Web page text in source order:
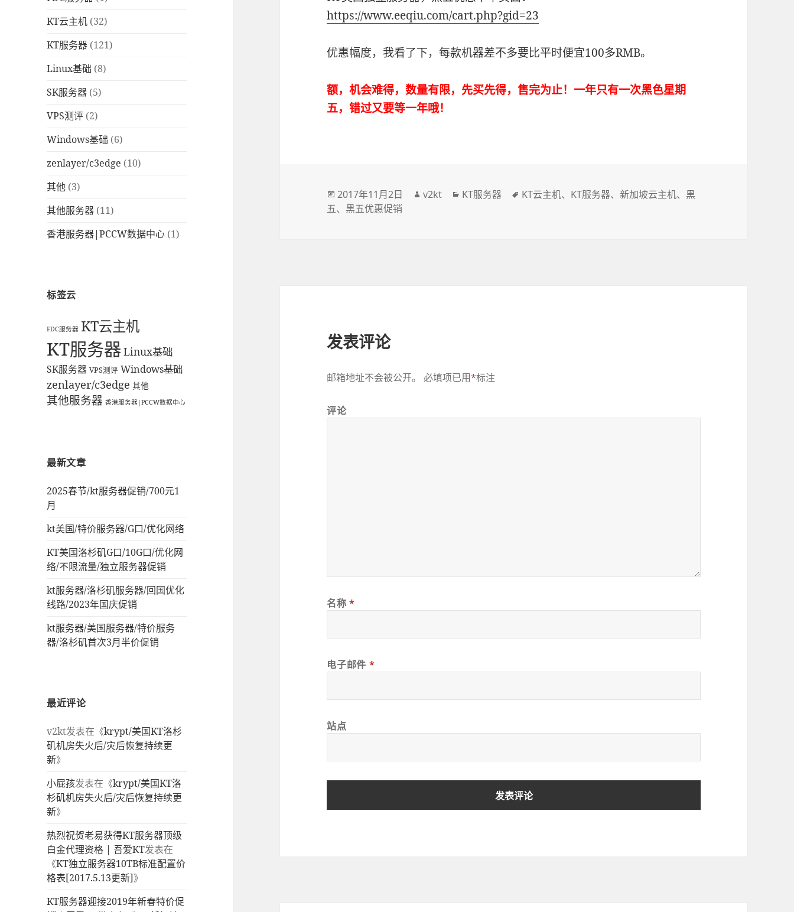
KT云主机 (32)
KT服务器 (121)
Linux基础 (8)
SK服务器 (5)
VPS测评 (2)
Windows基础 (6)
zenlayer/c3edge (10)
其他 (3)
其他服务器 (11)
香港服务器|PCCW数据中心 (1)
标签云
FDC服务器 KT云主机
KT服务器Linux基础
SK服务器 VPS测评 Windows基础
zenlayer/c3edge 其他
其他服务器 香港服务器|PCCW数据中心
最新文章
2025春节/kt服务器促销/700元1
月
kt美国/特价服务器/G口/优化网络
KT美国洛杉矶G口/10G口/优化网
络/不限流量/独立服务器促销
kt服务器/洛杉矶服务器/回国优化
线路/2023年国庆促销
kt服务器/美国服务器/特价服务
器/洛杉矶首次3月半价促销
最近评论
v2kt发表在《krypt/美国KT洛杉
矶机房失火后/灾后恢复持续更
新》
小屁孩发表在《krypt/美国KT洛
杉矶机房失火后/灾后恢复持续更
新》
热烈祝贺老易获得KT服务器顶级
白金代理资格 | 吾爱KT发表在
《KT独立服务器10TB标准配置价
格表[2017.5.13更新]》
KT服务器迎接2019年新春特价促
https://www.eeqiu.com/cart.php?gid=23
优惠幅度，我看了下，每款机器差不多要比平时便宜100多RMB。
额，机会难得，数量有限，先买先得，售完为止！一年只有一次黑色星期
五，错过又要等一年哦！
发
布
2017年11月2日
作
v2kt
分
KT服务器
标
KT云主机、 KT服务器、新加坡云主机、 黑
五、 黑五优惠促销
发表评论
邮箱地址不会被公开。 必填项已用*标注
评论
名称*
电子邮件 *
站点